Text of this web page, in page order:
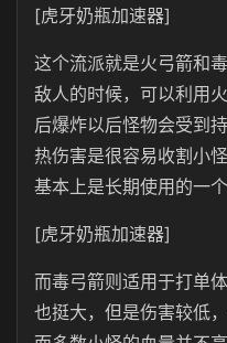
[虎牙奶瓶加速器]
这个流派就是火弓箭和
敌人的时候，可以利用
后爆炸以后怪物会受到
热伤害是很容易收割小
基本上是长期使用的一个
[虎牙奶瓶加速器]
而毒弓箭则适用于打单
也挺大，但是伤害较低